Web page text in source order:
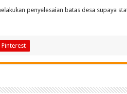
penyelesaian batas desa supaya
Pinterest